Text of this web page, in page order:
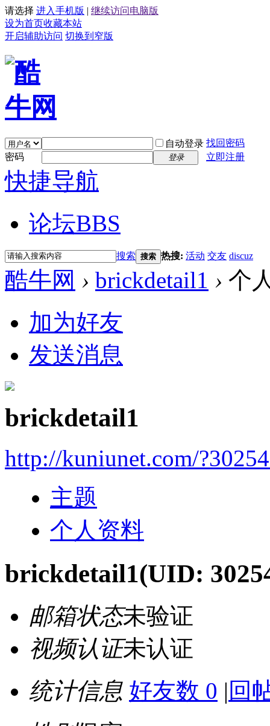
请选择 进入手机版 | 继续访问电脑版
设为首页收藏本站
开启辅助访问 切换到窄版
自动登录 找回密码
密码
登录 立即注册
快捷导航
论坛BBS
搜索 搜索 热搜: 活动 交友 discuz
酷牛网 › brickdetail1 › 个
加为好友
发送消息
brickdetail1
http://kuniunet.com/
主题
个人资料
brickdetail1(UID:
邮箱状态未验证
视频认证未认证
统计信息 好友数 0 | 回